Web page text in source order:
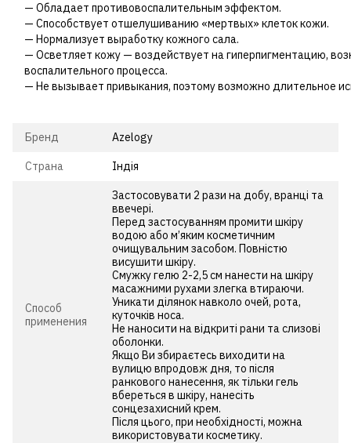
— Обладает противовоспалительным эффектом.
— Способствует отшелушиванию «мертвых» клеток кожи.
— Нормализует выработку кожного сала.
— Осветляет кожу — воздействует на гиперпигментацию,
воспалительного процесса.
— Не вызывает привыкания, поэтому возможно длительное
Бренд Azelogy
Страна Індія
Способ
применения
Застосовувати 2 рази на добу, вранці та
ввечері.
Перед застосуванням промити шкіру
водою або м’яким косметичним
очищувальним засобом. Повністю
висушити шкіру.
Смужку гелю 2-2,5 см нанести на шкіру
масажними рухами злегка втираючи.
Уникати ділянок навколо очей, рота,
куточків носа.
Не наносити на відкриті рани та слизові
оболонки.
Якщо Ви збираєтесь виходити на
вулицю впродовж дня, то після
ранкового нанесення, як тільки гель
вбереться в шкіру, нанесіть
сонцезахисний крем.
Після цього, при необхідності, можна
використовувати косметику.